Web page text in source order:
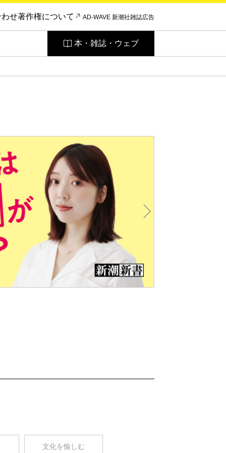
わせ著作権について AD-WAVE 新潮社雑誌広告
本・雑誌・ウェブ
文化を愉しむ